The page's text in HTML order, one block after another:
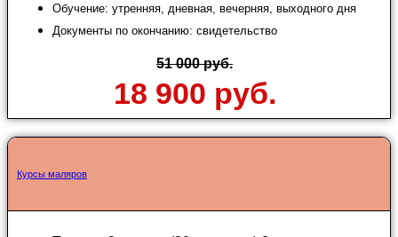
Обучение: утренняя, дневная, вечерняя, выходного дня
Документы по окончанию: свидетельство
51 000 руб.
18 900 руб.
Курсы маляров